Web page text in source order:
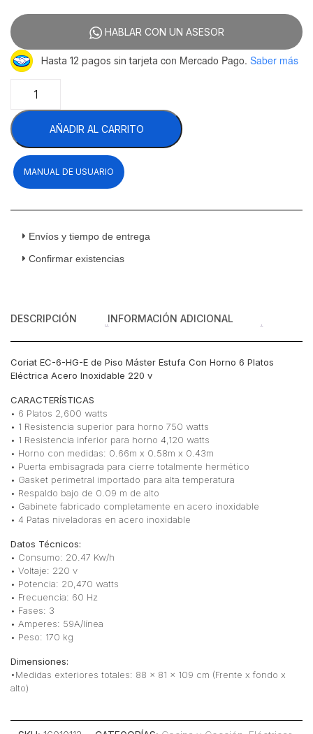
HABLAR CON UN ASESOR
Hasta 12 pagos sin tarjeta con Mercado Pago. Saber más
6-
HG-
E
de
Piso
Máster
Horno
Platos
220
AÑADIR AL CARRITO
MANUAL DE USUARIO
Envíos y tiempo de entrega
Confirmar existencias
DESCRIPCIÓN INFORMACIÓN ADICIONAL
Coriat EC-6-HG-E de Piso Máster Estufa Con Horno 6 Platos
Eléctrica Acero Inoxidable 220 v
CARACTERÍSTICAS
• 6 Platos 2,600 watts
• 1 Resistencia superior para horno 750 watts
• 1 Resistencia inferior para horno 4,120 watts
• Horno con medidas: 0.66m x 0.58m x 0.43m
• Puerta embisagrada para cierre totalmente hermético
• Gasket perimetral importado para alta temperatura
• Respaldo bajo de 0.09 m de alto
• Gabinete fabricado completamente en acero inoxidable
• 4 Patas niveladoras en acero inoxidable
Datos Técnicos:
• Consumo: 20.47 Kw/h
• Voltaje: 220 v
• Potencia: 20,470 watts
• Frecuencia: 60 Hz
• Fases: 3
• Amperes: 59A/línea
• Peso: 170 kg
Dimensiones:
•Medidas exteriores totales: 88 x 81 x 109 cm (Frente x fondo x
alto)